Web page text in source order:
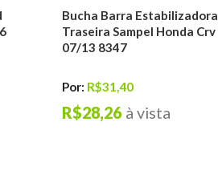
Bucha Barra Estabilizadora
Traseira Sampel Honda Crv
07/13 8347
Por: R$31,40
à vista
R$28,26